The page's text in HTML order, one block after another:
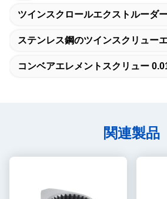
ツインスクロールエクストルーダ
ステンレス鋼のツインスクリュー
コンベアエレメントスクリュー
関連製品